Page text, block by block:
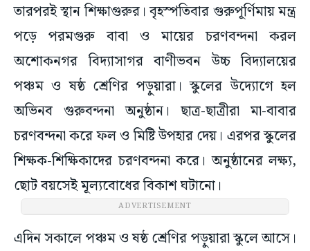
তারপরই স্থান শিক্ষাগুরুর। বৃহস্পতিবার গুরুপূর্ণিমায় মন্ত্র
পড়ে পরমগুরু বাবা ও মায়ের চরণবন্দনা করল
অশোকনগর বিদ্যাসাগর বাণীভবন উচ্চ বিদ্যালয়ের
পঞ্চম ও ষষ্ঠ শ্রেণির পড়ুয়ারা। স্কুলের উদ্যোগে হল
অভিনব গুরুবন্দনা অনুষ্ঠান। ছাত্র-ছাত্রীরা মা-বাবার
চরণবন্দনা করে ফল ও মিষ্টি উপহার দেয়। এরপর স্কুলের
শিক্ষক-শিক্ষিকাদের চরণবন্দনা করে। অনুষ্ঠানের লক্ষ্য,
ছোট বয়সেই মূল্যবোধের বিকাশ ঘটানো।
ADVERTISEMENT
এদিন সকালে পঞ্চম ও ষষ্ঠ শ্রেণির পড়ুয়ারা স্কুলে আসে।